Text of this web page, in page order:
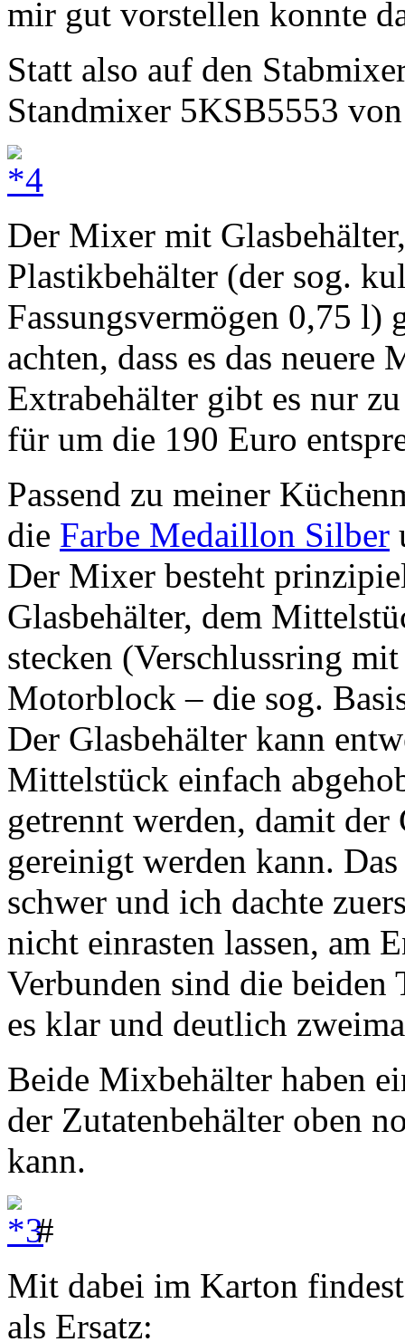
mir gut vorstellen konnte
Statt also auf den
Standmixer 5KSB5553
Der Mixer mit
Plastikbehälter (der sog.
Fassungsvermögen 0,75 l)
achten, dass es das
Extrabehälter gibt es nur
für um die 190 Euro
Passend zu meiner
die Farbe Medaillon Silber
Der Mixer besteht
Glasbehälter, dem
stecken (Verschlussring
Motorblock – die sog.
Der Glasbehälter kann
Mittelstück einfach
getrennt werden, damit
gereinigt werden kann.
schwer und ich dachte
nicht einrasten lassen, am
Verbunden sind die beiden
es klar und deutlich
Beide Mixbehälter haben
der Zutatenbehälter oben
kann.
#
Mit dabei im Karton
als Ersatz: